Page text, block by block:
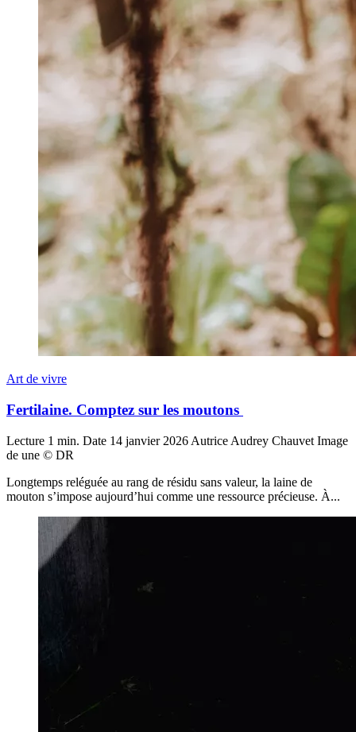
Art de vivre
Fertilaine. Comptez sur les moutons
Lecture 1 min. Date 14 janvier 2026 Autrice Audrey Chauvet Image
de une © DR
Longtemps reléguée au rang de résidu sans valeur, la laine de
mouton s’impose aujourd’hui comme une ressource précieuse. À...